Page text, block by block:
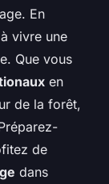
En
vivre une
Que vous
en
de la forêt,
de
dans